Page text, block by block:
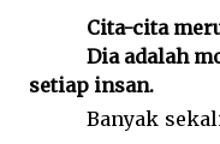
Cita-cita
Dia adalah
setiap insan.
Banyak